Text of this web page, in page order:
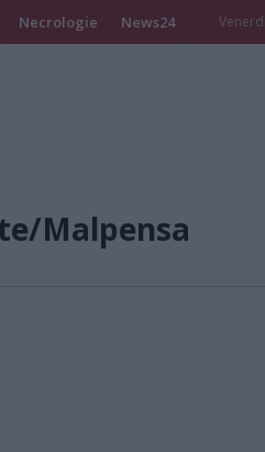
Necrologie News24
Malpensa